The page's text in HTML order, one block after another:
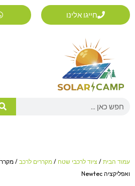
דילוג
לתוכן
חייגו אלינו
Search
עמוד הבית / ציוד לרכבי שטח / מקררים לרכב
ואפליקציה Newtec